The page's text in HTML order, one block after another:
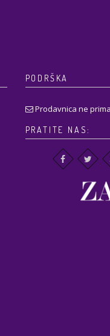
PODRŠKA
Prodavnica ne
PRATITE NAS: